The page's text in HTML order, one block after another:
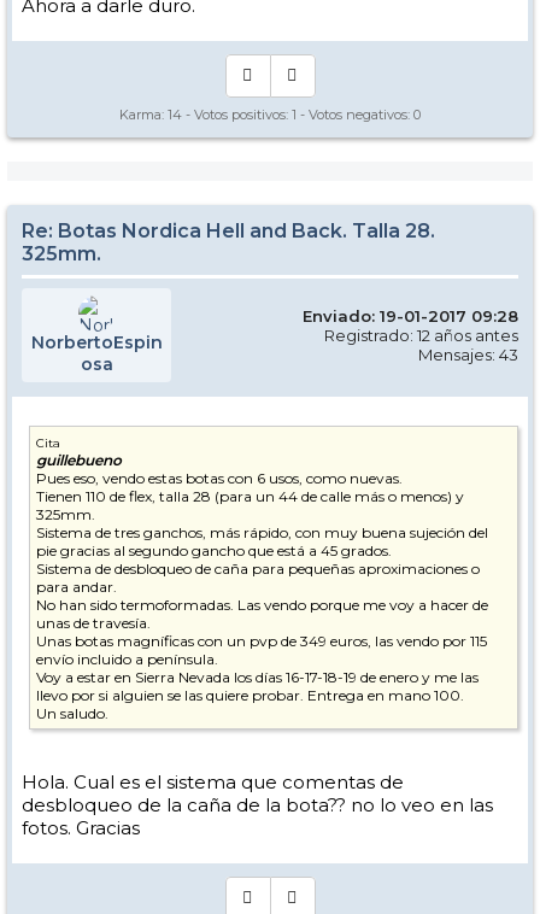
Ahora a darle duro.
Karma: 14 - Votos positivos: 1 - Votos negativos: 0
Re: Botas Nordica Hell and Back. Talla 28.
325mm.
NorbertoEspin
osa
Enviado: 19-01-2017 09:28
Registrado: 12 años antes
Mensajes: 43
Cita
guillebueno
Pues eso, vendo estas botas con 6 usos, como nuevas.
Tienen 110 de flex, talla 28 (para un 44 de calle más o menos) y
325mm.
Sistema de tres ganchos, más rápido, con muy buena sujeción del
pie gracias al segundo gancho que está a 45 grados.
Sistema de desbloqueo de caña para pequeñas aproximaciones o
para andar.
No han sido termoformadas. Las vendo porque me voy a hacer de
unas de travesía.
Unas botas magníficas con un pvp de 349 euros, las vendo por 115
envío incluido a península.
Voy a estar en Sierra Nevada los días 16-17-18-19 de enero y me las
llevo por si alguien se las quiere probar. Entrega en mano 100.
Un saludo.
Hola. Cual es el sistema que comentas de
desbloqueo de la caña de la bota?? no lo veo en las
fotos. Gracias